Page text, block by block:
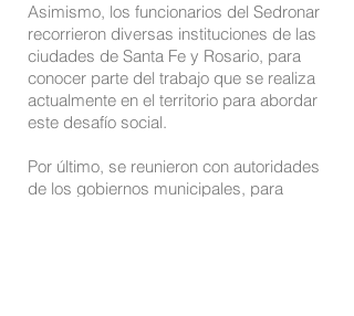
Asimismo, los funcionarios del Sedronar
recorrieron diversas instituciones de las
ciudades de Santa Fe y Rosario, para
conocer parte del trabajo que se realiza
actualmente en el territorio para abordar
este desafío social.
Por último, se reunieron con autoridades
de los gobiernos municipales, para